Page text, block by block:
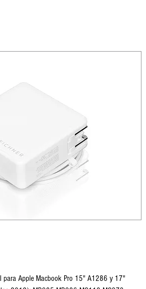
para Apple Macbook Pro 15" A1286 y 17"